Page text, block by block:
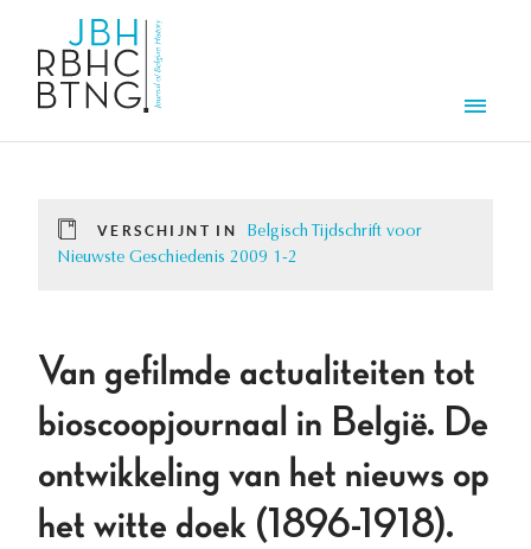
VERSCHIJNT IN
Belgisch Tijdschrift voor
Nieuwste Geschiedenis 2009 1-2
Van gefilmde actualiteiten tot
bioscoopjournaal in België. De
ontwikkeling van het nieuws op
het witte doek (1896-1918).